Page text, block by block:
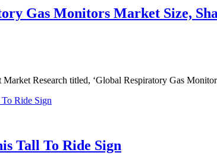
Gas Monitors Market Size,
Research titled, ‘Global Respiratory Gas
Tall To Ride Sign